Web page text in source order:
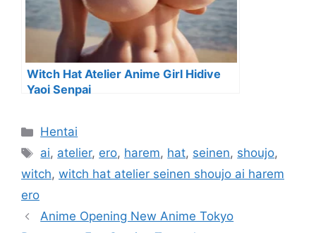
Witch Hat Atelier Anime Girl Hidive
Yaoi Senpai
Categorías
Hentai
Etiquetas
ai, atelier, ero, harem, hat, seinen, shoujo,
witch, witch hat atelier seinen shoujo ai harem
ero
Anime Opening New Anime Tokyo